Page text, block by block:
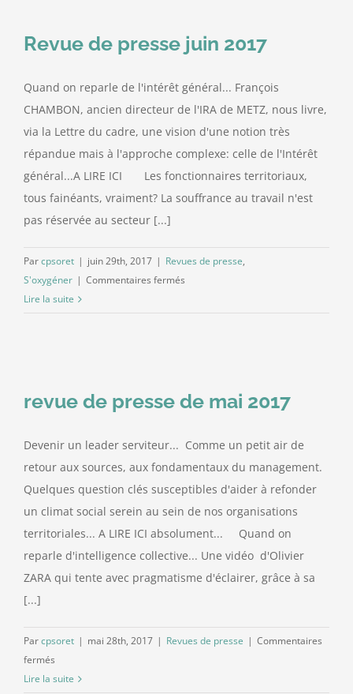
2017
Revue de presse juin 2017
Quand on reparle de l'intérêt général... François
CHAMBON, ancien directeur de l'IRA de METZ, nous livre,
via la Lettre du cadre, une vision d'une notion très
répandue mais à l'approche complexe: celle de l'Intérêt
général...A LIRE ICI Les fonctionnaires territoriaux,
tous fainéants, vraiment? La souffrance au travail n'est
pas réservée au secteur [...]
Parcpsoret | juin 29th, 2017 | Revues de presse,
S'oxygéner | Commentaires fermés
Lire la suite
revue de presse de mai 2017
Devenir un leader serviteur... Comme un petit air de
retour aux sources, aux fondamentaux du management.
Quelques question clés susceptibles d'aider à refonder
un climat social serein au sein de nos organisations
territoriales... A LIRE ICI absolument... Quand on
reparle d'intelligence collective... Une vidéo d'Olivier
ZARA qui tente avec pragmatisme d'éclairer, grâce à sa
[...]
Parcpsoret | mai 28th, 2017 | Revues de presse | Commentaires
fermés
revue
Lire la suite